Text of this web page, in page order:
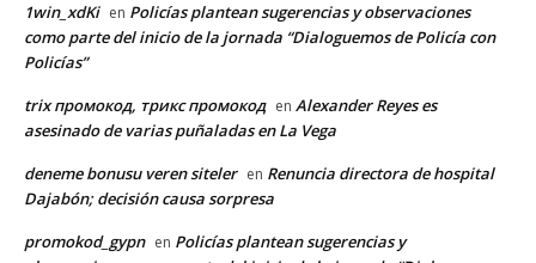
1win_xdKi en Policías plantean sugerencias y observaciones
como parte del inicio de la jornada “Dialoguemos de Policía con
Policías”
trix промокод, трикс промокод en Alexander Reyes es
asesinado de varias puñaladas en La Vega
deneme bonusu veren siteler en Renuncia directora de hospital
Dajabón; decisión causa sorpresa
promokod_gypn en Policías plantean sugerencias y